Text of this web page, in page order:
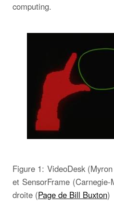
computing.
Figure 1: VideoDesk
et SensorFrame
droite (Page de Bill Buxton)